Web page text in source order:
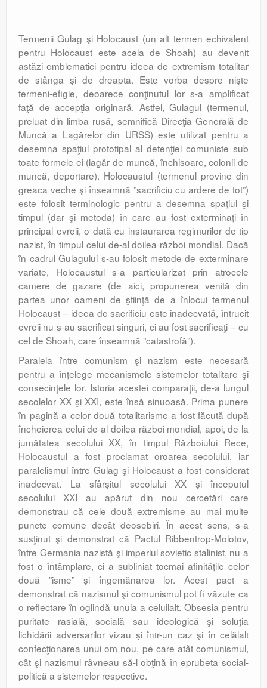
Termenii Gulag şi Holocaust (un alt termen echivalent
pentru Holocaust este acela de Shoah) au devenit
astăzi emblematici pentru ideea de extremism totalitar
de stânga şi de dreapta. Este vorba despre nişte
termeni-efigie, deoarece conţinutul lor s-a amplificat
faţă de accepţia originară. Astfel, Gulagul (termenul,
preluat din limba rusă, semnifică Direcţia Generală de
Muncă a Lagărelor din URSS) este utilizat pentru a
desemna spaţiul prototipal al detenţiei comuniste sub
toate formele ei (lagăr de muncă, închisoare, colonii de
muncă, deportare). Holocaustul (termenul provine din
greaca veche şi înseamnă ”sacrificiu cu ardere de tot”)
este folosit terminologic pentru a desemna spaţiul şi
timpul (dar şi metoda) în care au fost exterminaţi în
principal evreii, o dată cu instaurarea regimurilor de tip
nazist, în timpul celui de-al doilea război mondial. Dacă
în cadrul Gulagului s-au folosit metode de exterminare
variate, Holocaustul s-a particularizat prin atrocele
camere de gazare (de aici, propunerea venită din
partea unor oameni de ştiinţă de a înlocui termenul
Holocaust – ideea de sacrificiu este inadecvată, întrucit
evreii nu s-au sacrificat singuri, ci au fost sacrificaţi – cu
cel de Shoah, care înseamnă ”catastrofă”).
Paralela între comunism şi nazism este necesară
pentru a înţelege mecanismele sistemelor totalitare şi
consecinţele lor. Istoria acestei comparaţii, de-a lungul
secolelor XX şi XXI, este însă sinuoasă. Prima punere
în pagină a celor două totalitarisme a fost făcută după
încheierea celui de-al doilea război mondial, apoi, de la
jumătatea secolului XX, în timpul Războiului Rece,
Holocaustul a fost proclamat oroarea secolului, iar
paralelismul între Gulag şi Holocaust a fost considerat
inadecvat. La sfârşitul secolului XX şi începutul
secolului XXI au apărut din nou cercetări care
demonstrau că cele două extremisme au mai multe
puncte comune decât deosebiri. În acest sens, s-a
susţinut şi demonstrat că Pactul Ribbentrop-Molotov,
între Germania nazistă şi imperiul sovietic stalinist, nu a
fost o întâmplare, ci a subliniat tocmai afinităţile celor
două ”isme” şi îngemănarea lor. Acest pact a
demonstrat că nazismul şi comunismul pot fi văzute ca
o reflectare în oglindă unuia a celuilalt. Obsesia pentru
puritate rasială, socială sau ideologică şi soluţia
lichidării adversarilor vizau şi într-un caz şi în celălalt
confecţionarea unui om nou, pe care atât comunismul,
cât şi nazismul râvneau să-l obţină în eprubeta social-
politică a sistemelor respective.